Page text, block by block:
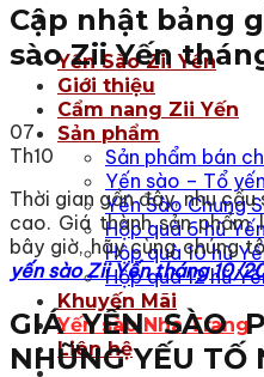
Yến Sào Zii Yến
Giới thiệu
Cẩm nang Zii Yến
Sản phẩm
Sản phẩm bán
Yến sào – Tổ yến
Yến Sào Chưng
Hộp quà 6 hũ
Hộp quà 10 hũ
Hộp quà 12 hũ
Khuyến Mãi
Yến sào Nha Trang
Liên hệ
Cập nhật bảng
sào Zii Yến
07
Th10
Thời gian gần đây, nhu
cao. Giá thành sản phẩm
bây giờ, hãy cùng chúng
yến sào Zii Yến tháng 10/
GIÁ YẾN SÀO
NHỮNG YẾU TỐ